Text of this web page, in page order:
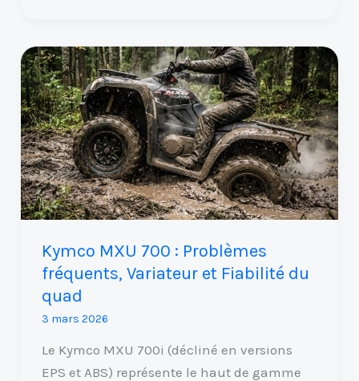
Kymco MXU 700 : Problèmes
fréquents, Variateur et Fiabilité du
quad
3 mars 2026
Le Kymco MXU 700i (décliné en versions
EPS et ABS) représente le haut de gamme
Kymco
MXU
700
:
Problèmes
fréquents,
Variateur
et
du
quad